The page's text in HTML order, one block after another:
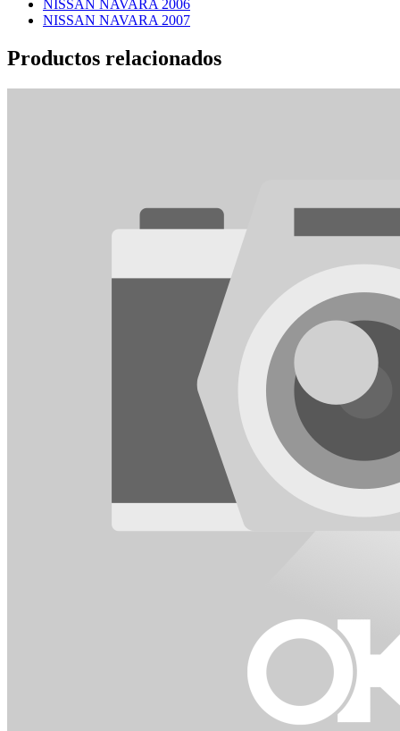
NISSAN NAVARA 2006
NISSAN NAVARA 2007
Productos relacionados